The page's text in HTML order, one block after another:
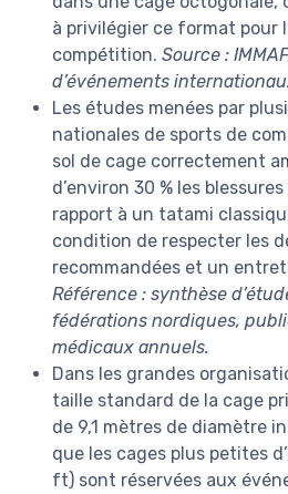
à privilégier ce format pour
compétition. Source :
d’événements
Les études menées par
nationales de sports de
sol de cage correctement
d’environ 30 % les
rapport à un tatami
condition de respecter les
recommandées et un
Référence : synthèse
fédérations nordiques,
médicaux annuels.
Dans les grandes
taille standard de la cage
de 9,1 mètres de diamètre
que les cages plus petites
ft) sont réservées aux